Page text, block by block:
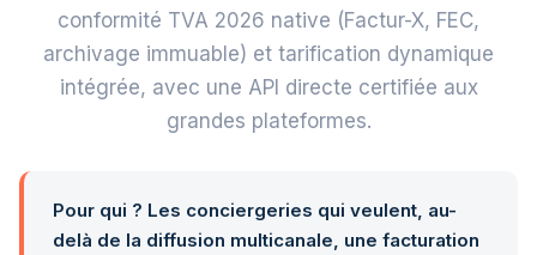
conformité TVA 2026 native (Factur-X, FEC,
archivage immuable) et tarification dynamique
intégrée, avec une API directe certifiée aux
grandes plateformes.
Pour qui ? Les conciergeries qui veulent, au-
delà de la diffusion multicanale, une facturation